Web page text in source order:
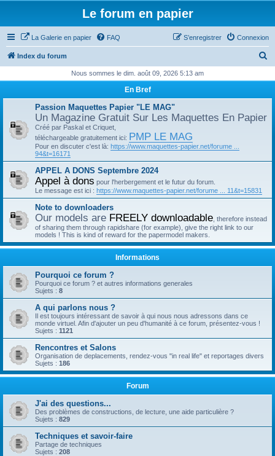
Le forum en papier
La Galerie en papier FAQ Connexion
S’enregistrer
Index du forum
h
Nous sommes le dim. août 09, 2026 5:13 am
En Bref
Passion Maquettes Papier "LE MAG"
Un Magazine Gratuit Sur Les Maquettes En Papier
Créé par Paskal et Criquet,
téléchargeable gratuitement ici: PMP LE MAG
Pour en discuter c'est là: https://www.maquettes-papier.net/forume ...
94&t=16171
APPEL A DONS Septembre 2024
Appel à dons pour l'herbergement et le futur du forum.
Le message est ici : https://www.maquettes-papier.net/forume ... 11&t=15831
Note to downloaders
Our models are FREELY downloadable , therefore instead
of sharing them through rapidshare (for example), give the right link to our
models ! This is kind of reward for the papermodel makers.
Informations
Pourquoi ce forum ?
Pourquoi ce forum ? et autres informations generales
Sujets : 8
A qui parlons nous ?
Il est toujours intéressant de savoir à qui nous nous adressons dans ce
monde virtuel. Afin d'ajouter un peu d'humanité à ce forum, présentez-vous !
Sujets : 1121
Rencontres et Salons
Organisation de deplacements, rendez-vous "in real life" et reportages divers
Sujets : 186
Forum
J'ai des questions...
Des problèmes de constructions, de lecture, une aide particulière ?
Sujets : 829
Techniques et savoir-faire
Partage de techniques
Sujets : 208